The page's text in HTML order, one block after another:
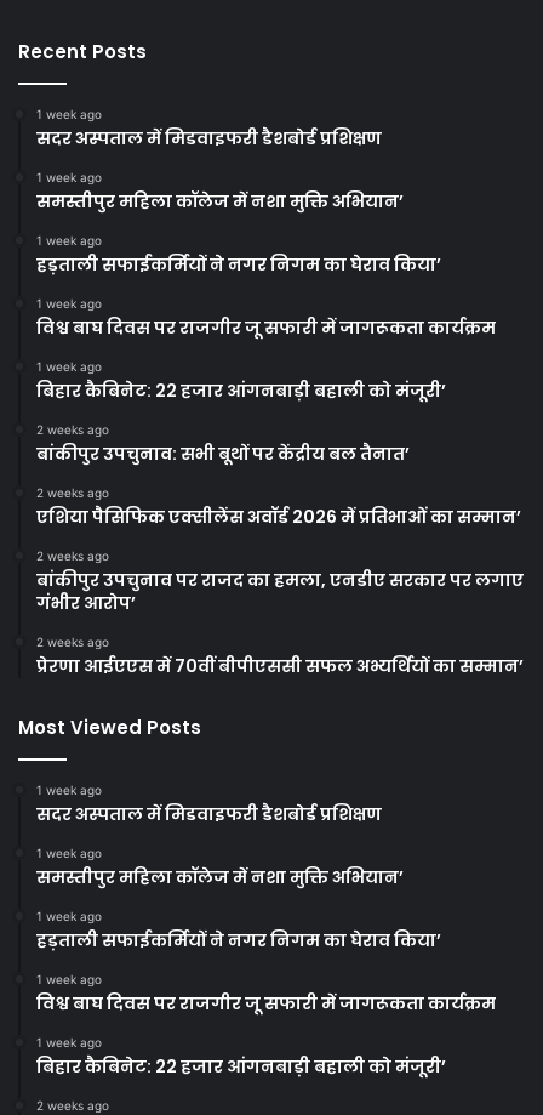
Recent Posts
1 week ago
सदर अस्पताल में मिडवाइफरी डैशबोर्ड प्रशिक्षण
1 week ago
समस्तीपुर महिला कॉलेज में नशा मुक्ति अभियान’
1 week ago
हड़ताली सफाईकर्मियों ने नगर निगम का घेराव किया’
1 week ago
विश्व बाघ दिवस पर राजगीर जू सफारी में जागरूकता कार्यक्रम
1 week ago
बिहार कैबिनेट: 22 हजार आंगनबाड़ी बहाली को मंजूरी’
2 weeks ago
बांकीपुर उपचुनाव: सभी बूथों पर केंद्रीय बल तैनात’
2 weeks ago
एशिया पैसिफिक एक्सीलेंस अवॉर्ड 2026 में प्रतिभाओं का सम्मान’
2 weeks ago
बांकीपुर उपचुनाव पर राजद का हमला, एनडीए सरकार पर लगाए
गंभीर आरोप’
2 weeks ago
प्रेरणा आईएएस में 70वीं बीपीएससी सफल अभ्यर्थियों का सम्मान’
Most Viewed Posts
1 week ago
सदर अस्पताल में मिडवाइफरी डैशबोर्ड प्रशिक्षण
1 week ago
समस्तीपुर महिला कॉलेज में नशा मुक्ति अभियान’
1 week ago
हड़ताली सफाईकर्मियों ने नगर निगम का घेराव किया’
1 week ago
विश्व बाघ दिवस पर राजगीर जू सफारी में जागरूकता कार्यक्रम
1 week ago
बिहार कैबिनेट: 22 हजार आंगनबाड़ी बहाली को मंजूरी’
2 weeks ago